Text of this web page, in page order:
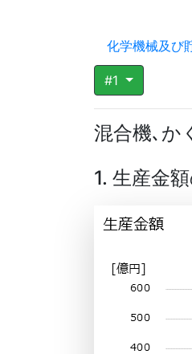
化学機械及び
#1
混合機､か
1. 生産金